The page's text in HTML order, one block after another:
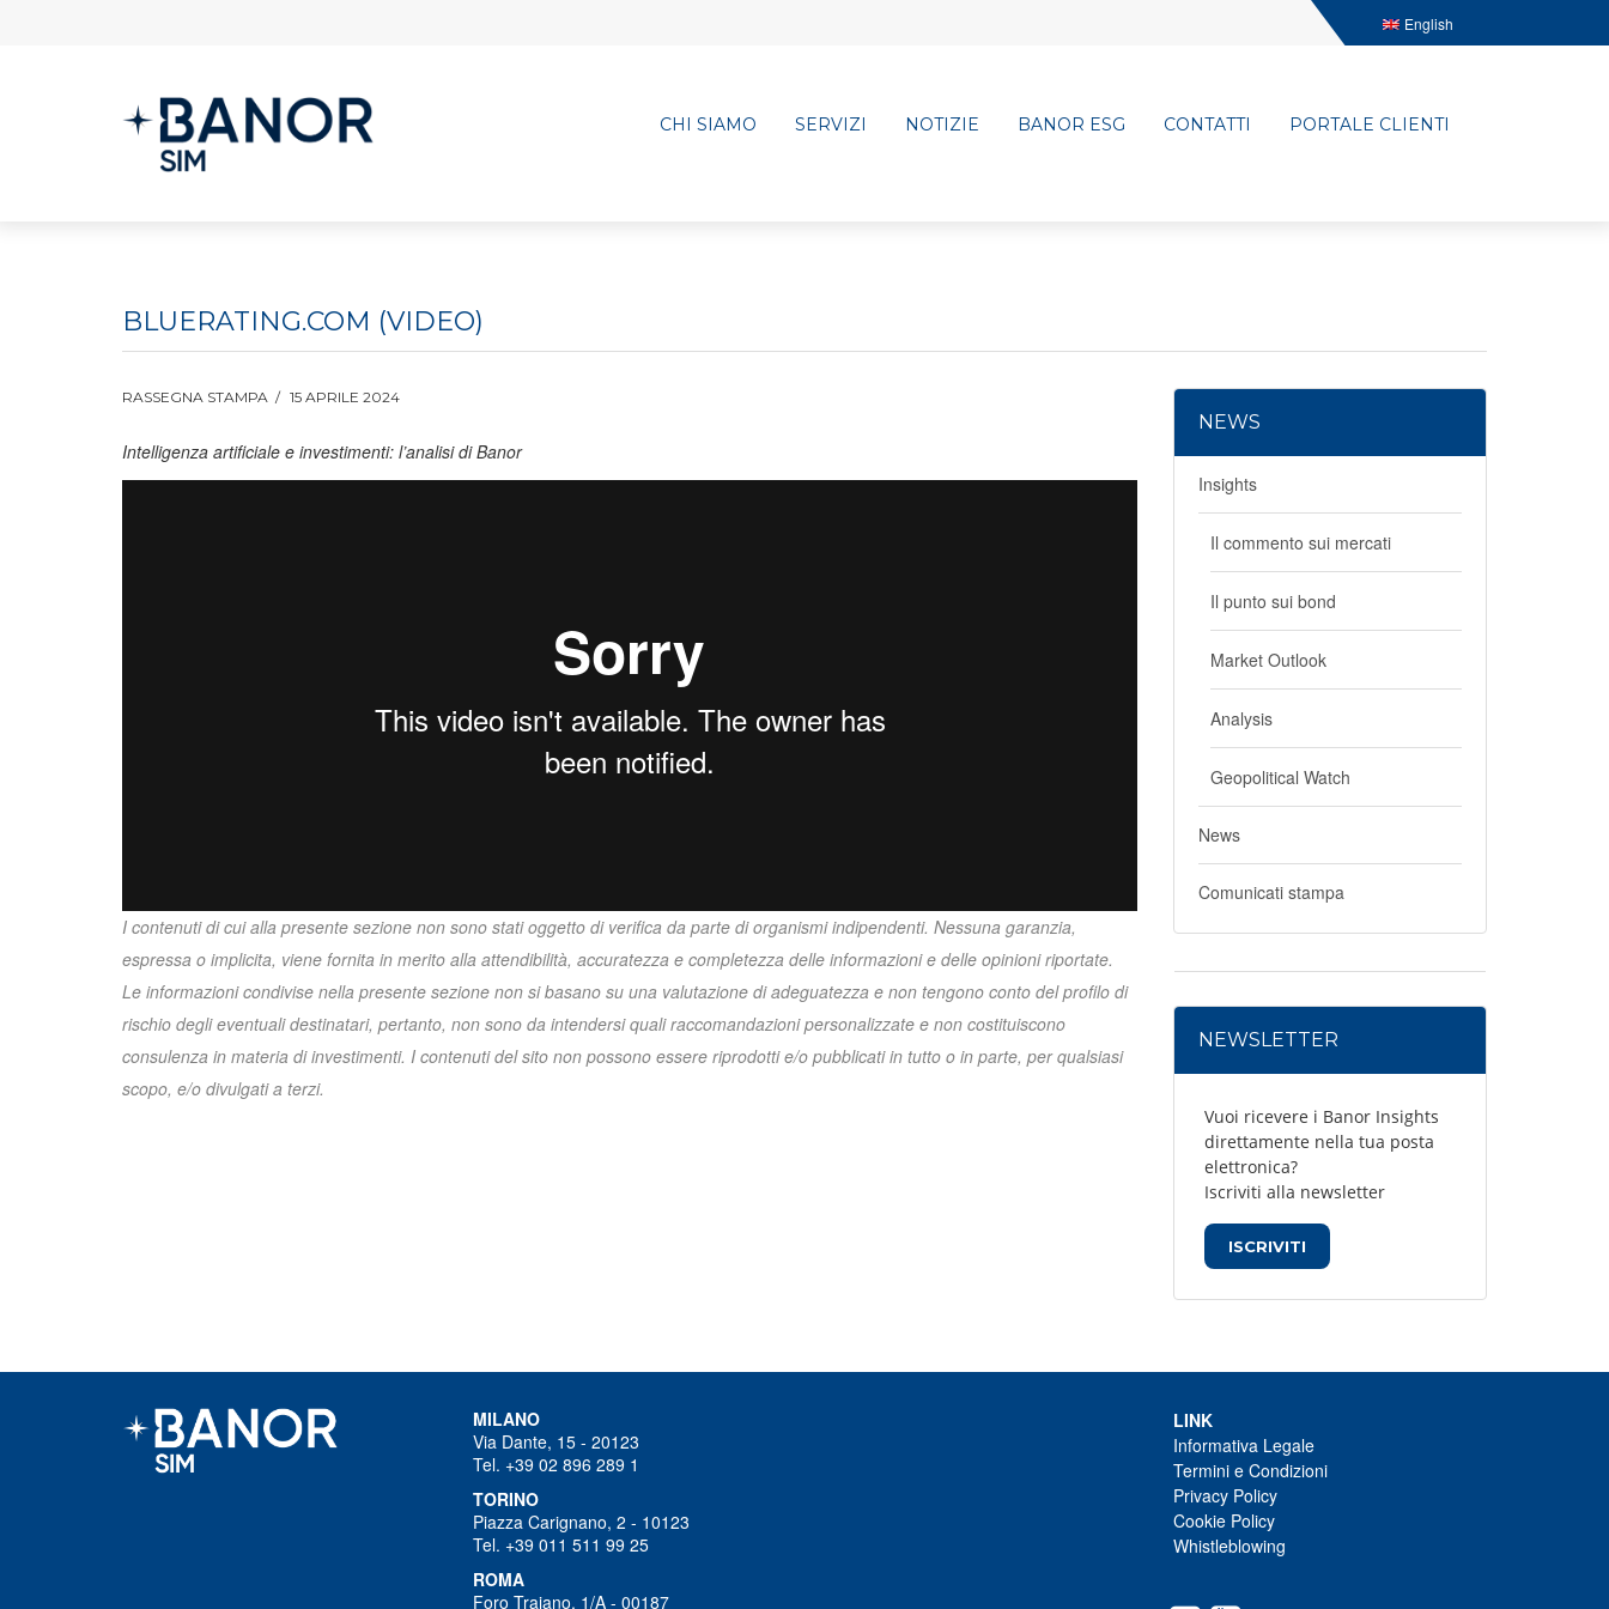
English
CHI SIAMO SERVIZI NOTIZIE BANOR ESG CONTATTI PORTALE CLIENTI
BLUERATING.COM (VIDEO)
RASSEGNA STAMPA 15 APRILE 2024
Intelligenza artificiale e investimenti: l’analisi di Banor
I contenuti di cui alla presente sezione non sono stati oggetto di verifica da parte di organismi indipendenti. Nessuna garanzia,
espressa o implicita, viene fornita in merito alla attendibilità, accuratezza e completezza delle informazioni e delle opinioni riportate.
Le informazioni condivise nella presente sezione non si basano su una valutazione di adeguatezza e non tengono conto del profilo di
rischio degli eventuali destinatari, pertanto, non sono da intendersi quali raccomandazioni personalizzate e non costituiscono
consulenza in materia di investimenti. I contenuti del sito non possono essere riprodotti e/o pubblicati in tutto o in parte, per qualsiasi
scopo, e/o divulgati a terzi.
NEWS
Insights
Il commento sui mercati
Il punto sui bond
Market Outlook
Analysis
Geopolitical Watch
News
Comunicati stampa
NEWSLETTER
Vuoi ricevere i Banor Insights
direttamente nella tua posta
elettronica?
Iscriviti alla newsletter
ISCRIVITI
MILANO
Via Dante, 15 - 20123
Tel. +39 02 896 289 1
TORINO
Piazza Carignano, 2 - 10123
Tel. +39 011 511 99 25
ROMA
Foro Traiano, 1/A - 00187
LINK
Informativa Legale
Termini e Condizioni
Privacy Policy
Cookie Policy
Whistleblowing